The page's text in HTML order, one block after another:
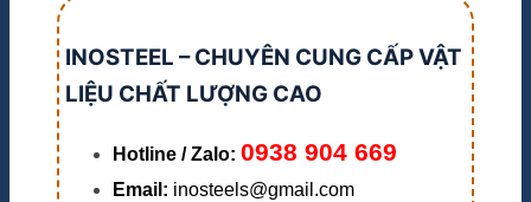
INOSTEEL – CHUYÊN CUNG CẤP VẬT
LIỆU CHẤT LƯỢNG CAO
Hotline / Zalo: 0938 904 669
Email: inosteels@gmail.com